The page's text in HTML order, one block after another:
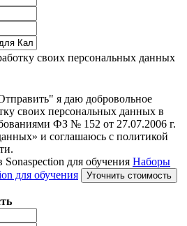
своих персональных данных
я даю добровольное
своих персональных данных в
ФЗ № 152 от 27.07.2006 г.
и соглашаюсь с политикой
Наборы
для обучения
Уточнить стоимость